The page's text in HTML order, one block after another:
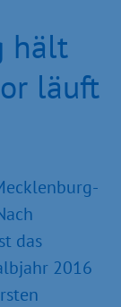
hält
läuft
das
2016